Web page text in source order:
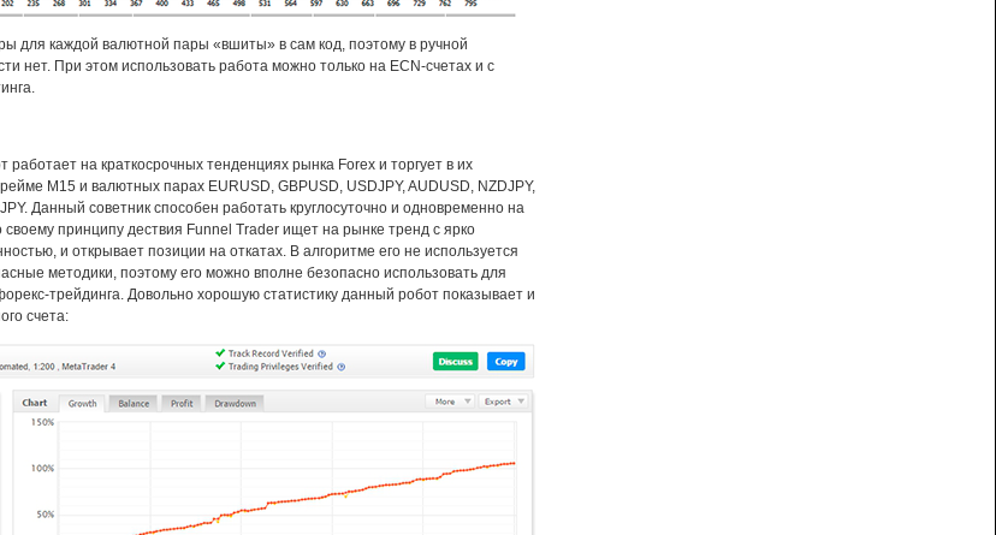
для каждой валютной пары «вшиты» в сам код, поэтому в ручной
нет. При этом использовать работа можно только на ECN-счетах и с
работает на краткосрочных тенденциях рынка Forex и торгует в их
М15 и валютных парах EURUSD, GBPUSD, USDJPY, AUDUSD, NZDJPY,
Данный советник способен работать круглосуточно и одновременно на
своему принципу дествия Funnel Trader ищет на рынке тренд с ярко
и открывает позиции на откатах. В алгоритме его не используется
методики, поэтому его можно вполне безопасно использовать для
трейдинга. Довольно хорошую статистику данный робот показывает и
счета: